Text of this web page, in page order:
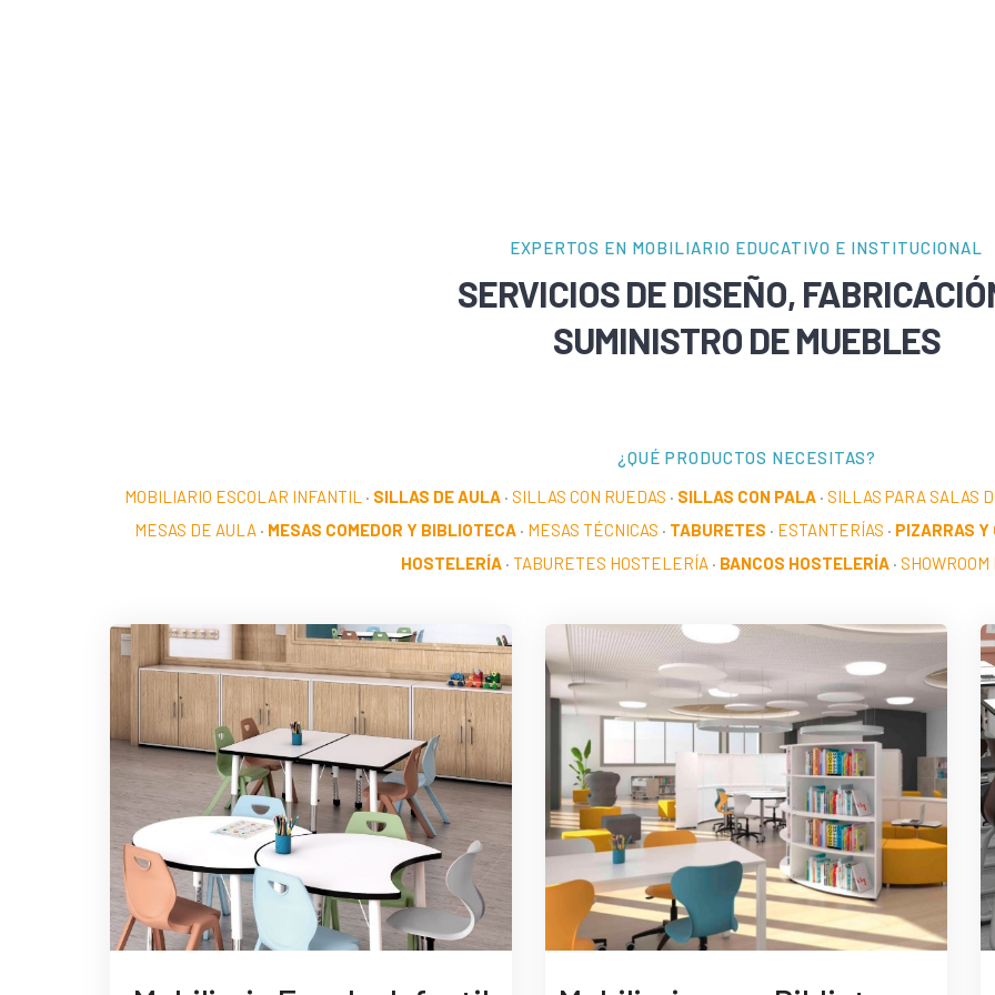
EXPERTOS EN MOBILIARIO EDUCATIVO E INSTITUCIONAL
SERVICIOS DE DISEÑO,
SUMINISTRO DE MUEBLES
¿QUÉ PRODUCTOS NECESITAS?
MOBILIARIO ESCOLAR INFANTIL · SILLAS DE AULA· SILLAS CON RUEDAS · SILLAS CON PALA· SILLAS PARA SALAS
MESAS DE AULA · MESAS COMEDOR Y BIBLIOTECA · MESAS TÉCNICAS · TABURETES · ESTANTERÍAS · PIZARRAS Y
HOSTELERÍA · TABURETES HOSTELERÍA · BANCOS HOSTELERÍA ·